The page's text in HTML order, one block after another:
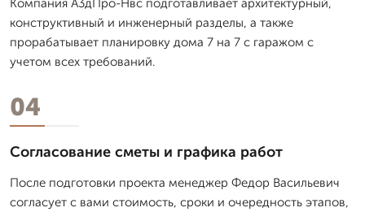
конструктивный и инженерный разделы, а также
прорабатывает планировку дома 7 на 7 с гаражом с
учетом всех требований.
04
Согласование сметы и графика работ
После подготовки проекта менеджер Федор Васильевич
согласует с вами стоимость, сроки и очередность этапов,